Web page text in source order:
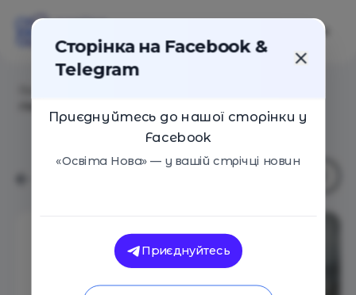
Сторінка на Facebook &
Telegram
Приєднуйтесь до нашої сторінки у
Facebook
«Освіта Нова» — у вашій стрічці новин
Приєднуйтесь